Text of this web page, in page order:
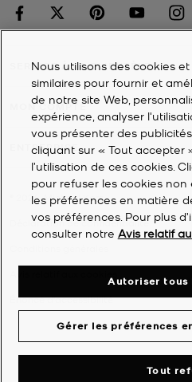
SERVICE À LA CLIENTÈLE
MON COMPTE
ENTREPRISE
2026Michael Kors
Déclaration de confidentialité
Énoncé d'accessibilité
Nous utilisons des cookies
similaires pour fournir et
de notre site Web,
expérience, analyser
vous présenter des
cliquant sur « Tout accepter
l’utilisation de ces cookies.
pour refuser les cookies non
les préférences en matière
vos préférences. Pour plus
consulter notre Avis relatif
Gérer les préférences
Tout
Autoriser tous